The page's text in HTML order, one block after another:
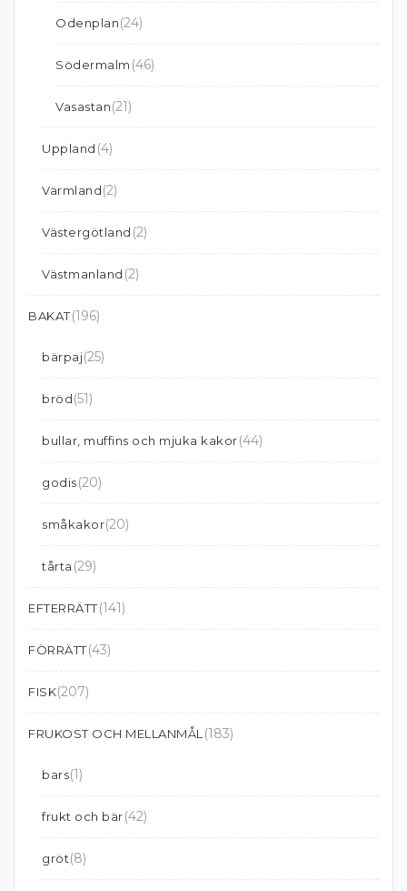
Odenplan(24)
Södermalm (46)
Vasastan(21)
Uppland (4)
Värmland(2)
Västergötland (2)
Västmanland (2)
BAKAT(196)
bärpaj(25)
bröd(51)
bullar, muffins och mjuka kakor(44)
godis(20)
småkakor(20)
tårta (29)
EFTERRÄTT(141)
FÖRRÄTT(43)
FISK(207)
FRUKOST OCH MELLANMÅL (183)
bars(1)
frukt och bär(42)
gröt(8)